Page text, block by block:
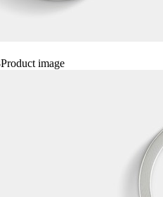
Product image